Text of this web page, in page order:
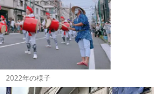
2022年の様子